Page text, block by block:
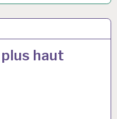
haut